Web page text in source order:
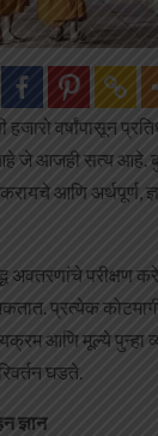
हजारो वर्षांपासून
जे आजही सत्य आहे.
आणि अर्थपूर्ण,
अवतरणांचे
प्रत्येक
आणि मूल्ये पुन्हा
घडते.
ज्ञान